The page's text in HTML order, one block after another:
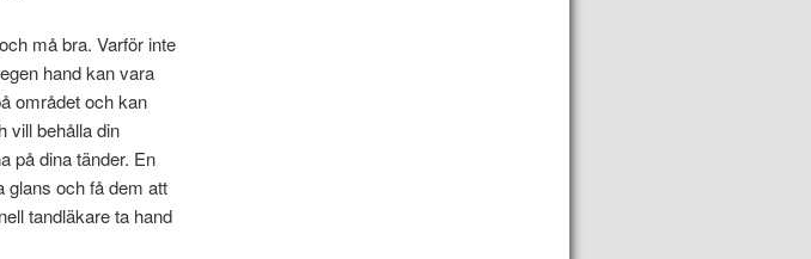
må bra. Varför inte
hand kan vara
området och kan
vill behålla din
på dina tänder. En
glans och få dem att
tandläkare ta hand